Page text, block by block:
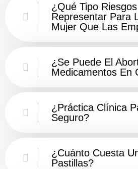
¿Qué Tipo
Representar Para
Mujer Que Las
¿Se Puede El
Medicamentos En
¿Práctica Clínica
Seguro?
¿Cuánto Cuesta
Pastillas?